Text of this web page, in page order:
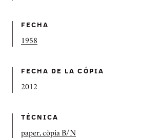
FECHA
1958
FECHA DE LA CÓPIA
2012
TÉCNICA
paper, còpia B/N